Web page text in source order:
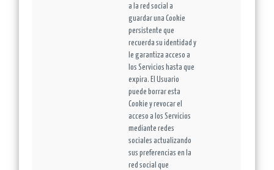
a la red social a
guardar una Cookie
persistente que
recuerda su identidad y
le garantiza acceso a
los Servicios hasta que
expira. El Usuario
puede borrar esta
Cookie y revocar el
acceso a los Servicios
mediante redes
sociales actualizando
sus preferencias en la
red social que